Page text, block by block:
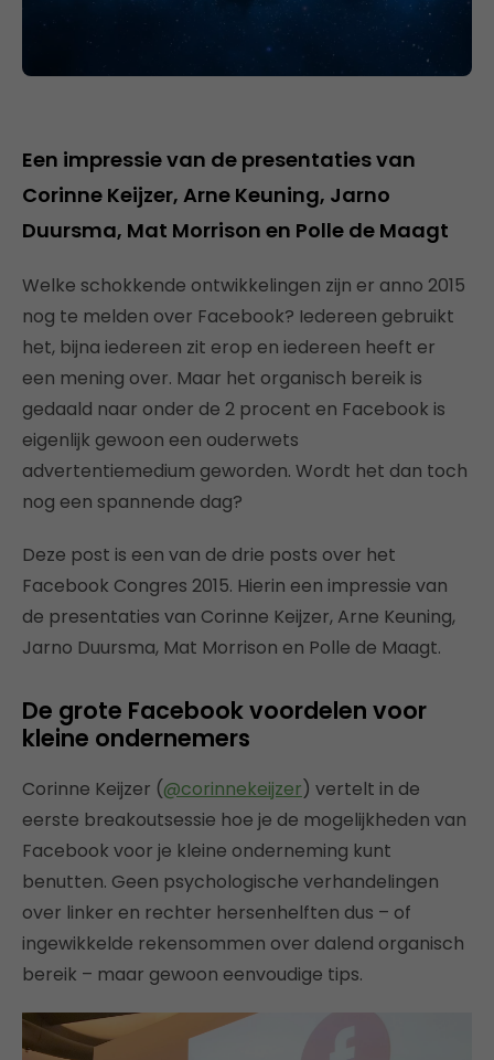
Een impressie van de presentaties van
Corinne Keijzer, Arne Keuning, Jarno
Duursma, Mat Morrison en Polle de Maagt
Welke schokkende ontwikkelingen zijn er anno 2015
nog te melden over Facebook? Iedereen gebruikt
het, bijna iedereen zit erop en iedereen heeft er
een mening over. Maar het organisch bereik is
gedaald naar onder de 2 procent en Facebook is
eigenlijk gewoon een ouderwets
advertentiemedium geworden. Wordt het dan toch
nog een spannende dag?
Deze post is een van de drie posts over het
Facebook Congres 2015. Hierin een impressie van
de presentaties van Corinne Keijzer, Arne Keuning,
Jarno Duursma, Mat Morrison en Polle de Maagt.
De grote Facebook voordelen voor
kleine ondernemers
Corinne Keijzer (@corinnekeijzer) vertelt in de
eerste breakoutsessie hoe je de mogelijkheden van
Facebook voor je kleine onderneming kunt
benutten. Geen psychologische verhandelingen
over linker en rechter hersenhelften dus – of
ingewikkelde rekensommen over dalend organisch
bereik – maar gewoon eenvoudige tips.